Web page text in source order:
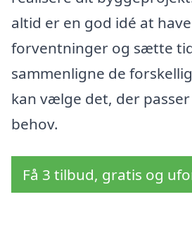
altid er en god idé at
forventninger og sætte
sammenligne de
kan vælge det, der
behov.
Få 3 tilbud, gratis og